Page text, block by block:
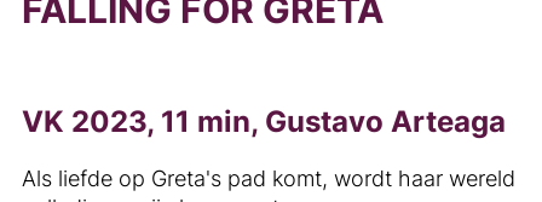
FALLING FOR GRETA
VK 2023, 11 min, Gustavo Arteaga
Als liefde op Greta's pad komt, wordt haar wereld